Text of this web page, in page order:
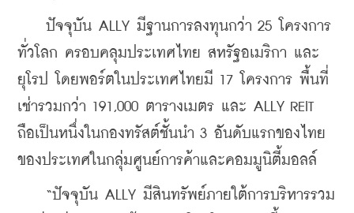
ปัจจุบัน ALLY มีฐานการลงทุนกว่า 25 โครงการ
ทั่วโลก ครอบคลุมประเทศไทย สหรัฐอเมริกา และ
ยุโรป โดยพอร์ตในประเทศไทยมี 17 โครงการ พื้นที่
เช่ารวมกว่า 191,000 ตารางเมตร และ ALLY REIT
ถือเป็นหนึ่งในกองทรัสต์ชั้นนำ 3 อันดับแรกของไทย
ของประเทศในกลุ่มศูนย์การค้าและคอมมูนิตี้มอลล์
“ปัจจุบัน ALLY มีสินทรัพย์ภายใต้การบริหารรวม